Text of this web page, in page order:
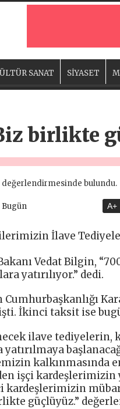
SANAT SİYASET
birlikte
Bugün A+
İlave
Vedat Bilgin,
yatırılıyor.” dedi.
Cumhurbaşkanlığı
İkinci taksit ise
ilave tediyelerin,
kalkınmasında
işçi kardeşlerimizin
kardeşlerimizin
güçlüyüz.”